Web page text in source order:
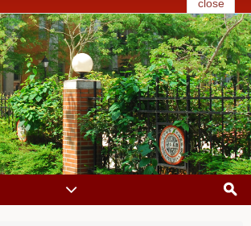
close